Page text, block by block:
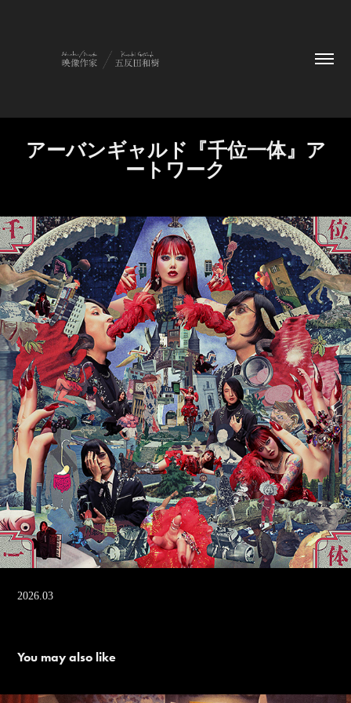
アーバンギャルド『千位一体』ア
ートワーク
2026.03
You may also like